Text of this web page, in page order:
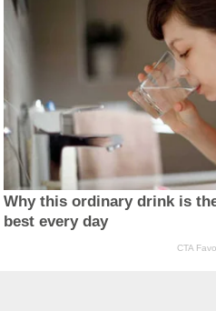
Why this ordinary drink is
best every day
CTA